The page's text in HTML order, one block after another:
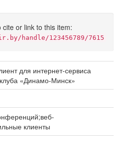
or link to this item:
handle/123456789/7615
для интернет-сервиса
«Динамо-Минск»
клиенты